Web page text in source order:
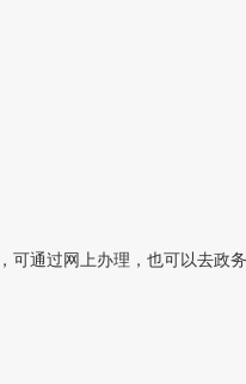
通过网上办理，也可以去政